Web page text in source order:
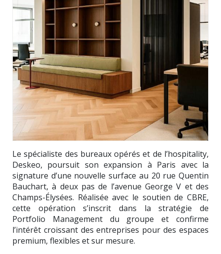
Le spécialiste des bureaux opérés et de l’hospitality,
Deskeo, poursuit son expansion à Paris avec la
signature d’une nouvelle surface au 20 rue Quentin
Bauchart, à deux pas de l’avenue George V et des
Champs-Élysées. Réalisée avec le soutien de CBRE,
cette opération s’inscrit dans la stratégie de
Portfolio Management du groupe et confirme
l’intérêt croissant des entreprises pour des espaces
premium, flexibles et sur mesure.